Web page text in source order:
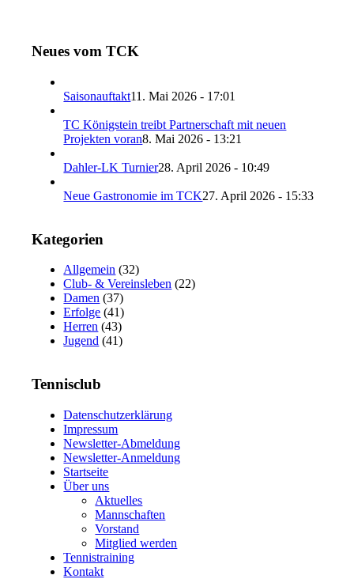
Neues vom TCK
Saisonauftakt11. Mai 2026 - 17:01
TC Königstein treibt Partnerschaft mit neuen
Projekten voran8. Mai 2026 - 13:21
Dahler-LK Turnier28. April 2026 - 10:49
Neue Gastronomie im TCK27. April 2026 - 15:33
Kategorien
Allgemein (32)
Club- & Vereinsleben (22)
Damen (37)
Erfolge (41)
Herren (43)
Jugend (41)
Tennisclub
Datenschutzerklärung
Impressum
Newsletter-Abmeldung
Newsletter-Anmeldung
Startseite
Über uns
Aktuelles
Mannschaften
Vorstand
Mitglied werden
Tennistraining
Kontakt